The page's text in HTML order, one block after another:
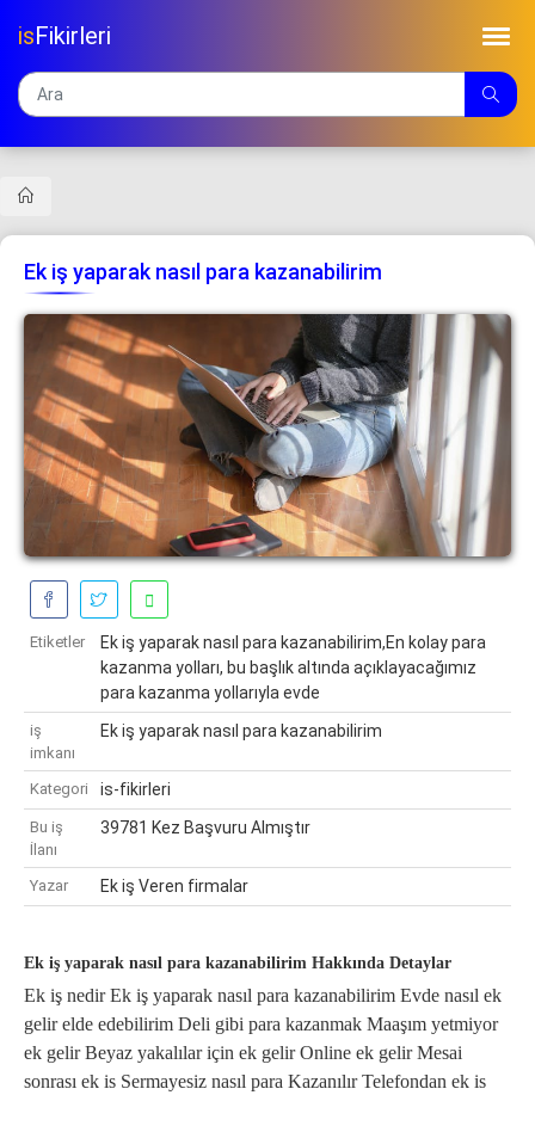
isFikirleri
Ek iş yaparak nasıl para kazanabilirim
Etiketler
Ek iş yaparak nasıl para kazanabilirim,En kolay para
kazanma yolları, bu başlık altında açıklayacağımız
para kazanma yollarıyla evde
iş
imkanı
Ek iş yaparak nasıl para kazanabilirim
Kategori is-fikirleri
Bu iş
İlanı
39781 Kez Başvuru Almıştır
Yazar Ek iş Veren firmalar
Ek iş yaparak nasıl para kazanabilirim Hakkında Detaylar
Ek iş nedir Ek iş yaparak nasıl para kazanabilirim Evde nasıl ek
gelir elde edebilirim Deli gibi para kazanmak Maaşım yetmiyor
ek gelir Beyaz yakalılar için ek gelir Online ek gelir Mesai
sonrası ek is Sermayesiz nasıl para Kazanılır Telefondan ek is